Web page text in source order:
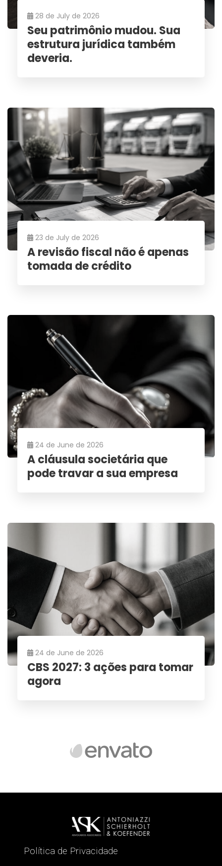
28 de July de 2026
Seu patrimônio mudou. Sua
estrutura jurídica também
deveria.
23 de July de 2026
A revisão fiscal não é apenas
tomada de crédito
24 de June de 2026
A cláusula societária que
pode travar a sua empresa
24 de June de 2026
CBS 2027: 3 ações para tomar
agora
Política de Privacidade